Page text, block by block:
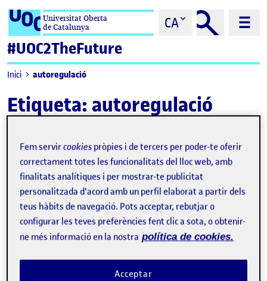
Saltar al contingutUniversitat Oberta
de Catalunya
CA
#UOC2TheFuture
Inici autoregulació
Etiqueta: autoregulació
Fem servircookies pròpies i de tercers per poder-te oferir
correctament totes les funcionalitats del lloc web, amb
finalitats analítiques i per mostrar-te publicitat
personalitzada d'acord amb un perfil elaborat a partir dels
teus hàbits de navegació. Pots acceptar, rebutjar o
configurar les teves preferències fent clic a sota, o obtenir-
ne més informació en la nostra política de cookies.
Acceptar